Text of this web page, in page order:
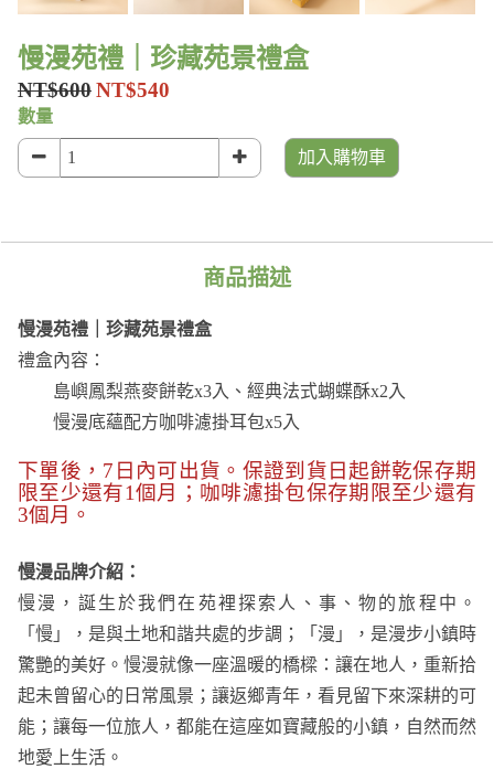
慢漫苑禮｜珍藏苑景禮盒
NT$600NT$540
數量
加入購物車
商品描述
慢漫苑禮｜珍藏苑景禮盒
禮盒內容：
島嶼鳳梨燕麥餅乾x3入、經典法式蝴蝶酥x2入
慢漫底蘊配方咖啡濾掛耳包x5入
下單後，7日內可出貨。保證到貨日起餅乾保存期
限至少還有1個月；咖啡濾掛包保存期限至少還有
3個月。
慢漫品牌介紹：
慢漫，誕生於我們在苑裡探索人、事、物的旅程中。
「慢」，是與土地和諧共處的步調；「漫」，是漫步小鎮時
驚艷的美好。慢漫就像一座溫暖的橋樑：讓在地人，重新拾
起未曾留心的日常風景；讓返鄉青年，看見留下來深耕的可
能；讓每一位旅人，都能在這座如寶藏般的小鎮，自然而然
地愛上生活。